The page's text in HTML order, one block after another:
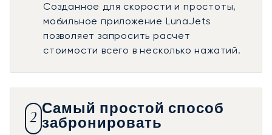
Созданное для скорости и простоты,
мобильное приложение LunaJets
позволяет запросить расчёт
стоимости всего в несколько нажатий.
2
Самый простой способ
забронировать